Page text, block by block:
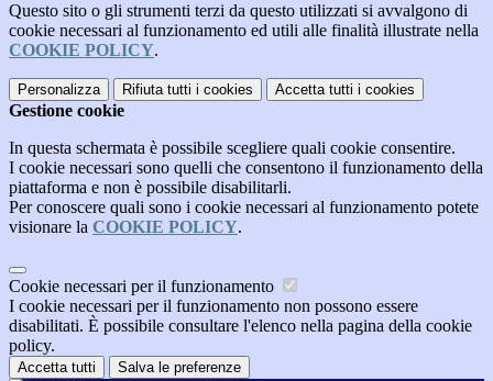
Questo sito o gli strumenti terzi da questo utilizzati si avvalgono di
cookie necessari al funzionamento ed utili alle finalità illustrate nella
COOKIE POLICY.
Personalizza Rifiuta tutti i cookies Accetta tutti i cookies
Gestione cookie
In questa schermata è possibile scegliere quali cookie consentire.
I cookie necessari sono quelli che consentono il funzionamento della
piattaforma e non è possibile disabilitarli.
Per conoscere quali sono i cookie necessari al funzionamento potete
visionare la COOKIE POLICY.
Cookie necessari per il funzionamento
I cookie necessari per il funzionamento non possono essere
disabilitati. È possibile consultare l'elenco nella pagina della cookie
policy.
Accetta tutti Salva le preferenze